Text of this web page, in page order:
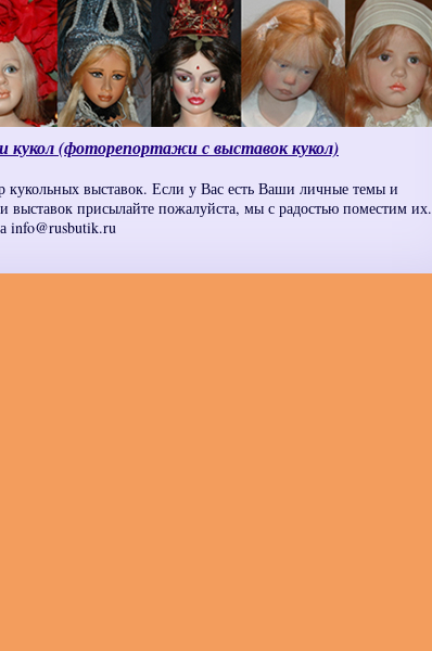
кукол (фоторепортажи с выставок кукол)
кукольных выставок. Если у Вас есть Ваши личные темы и
выставок присылайте пожалуйста, мы с радостью поместим их.
info@rusbutik.ru